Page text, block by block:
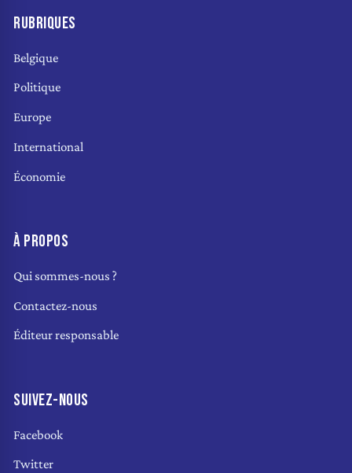
RUBRIQUES
Belgique
Politique
Europe
International
Économie
À PROPOS
Qui sommes-nous ?
Contactez-nous
Éditeur responsable
SUIVEZ-NOUS
Facebook
Twitter